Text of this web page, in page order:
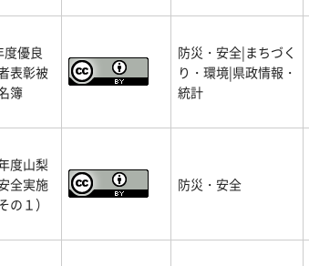
度優良
表彰被
簿
防災・安全|まちづく
り・環境|県政情報・
統計
度山梨
全実施
の１）
防災・安全